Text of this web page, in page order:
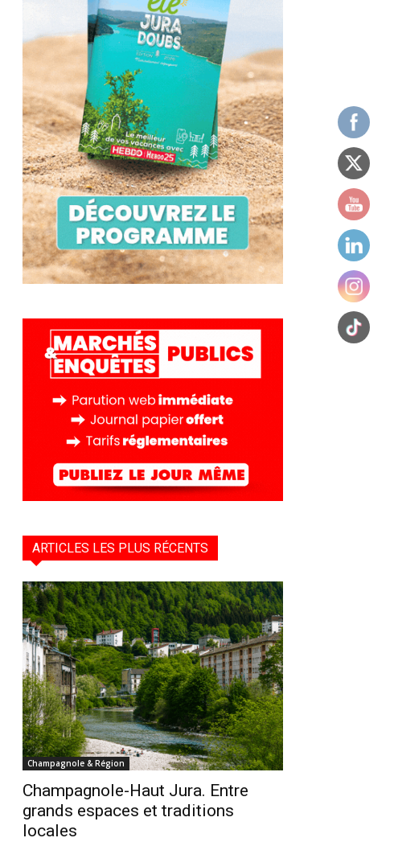
ARTICLES LES PLUS RÉCENTS
Champagnole & Région
Champagnole-Haut Jura. Entre
grands espaces et traditions
locales